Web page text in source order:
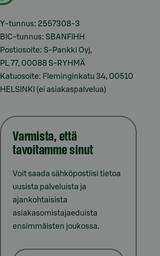
Y-tunnus: 2557308-3
BIC-tunnus: SBANFIHH
Postiosoite: S-Pankki Oyj,
PL 77, 00088 S-RYHMÄ
Katuosoite: Fleminginkatu 34, 00510
HELSINKI (ei asiakaspalvelua)
Varmista, että
tavoitamme sinut
Voit saada sähköpostiisi tietoa
uusista palveluista ja
ajankohtaisista
asiakasomistajaeduista
ensimmäisten joukossa.